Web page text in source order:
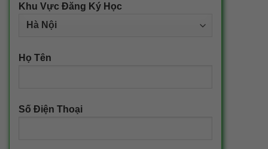
Khu Vực Đăng Ký Học
Họ Tên
Số Điện Thoại